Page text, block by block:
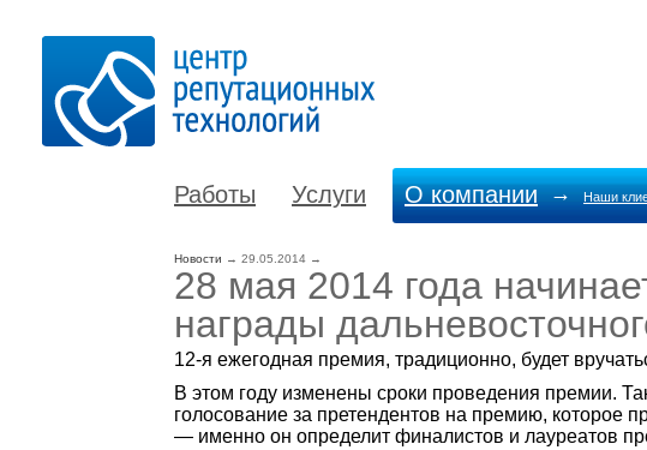
Работы Услуги О компании → Наши
Новости → 29.05.2014 →
28 мая 2014 года
награды
12-я ежегодная премия, традиционно, будет
В этом году изменены сроки проведения премии.
голосование за претендентов на премию, которое
— именно он определит финалистов и лауреатов